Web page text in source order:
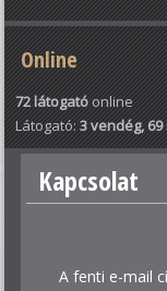
Online
72 látogatóonline
Látogató:3 vendég,
Kapcsolat
A fenti e-mail